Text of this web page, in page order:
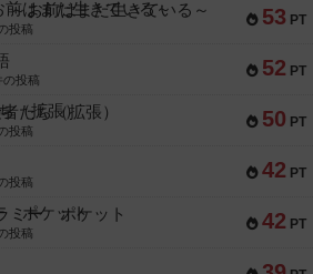
53 PT
お前はまだ生きている～
投稿
52 PT
の投稿
50 PT
たち（拡張）
投稿
42 PT
投稿
42 PT
ミー ポケット
投稿